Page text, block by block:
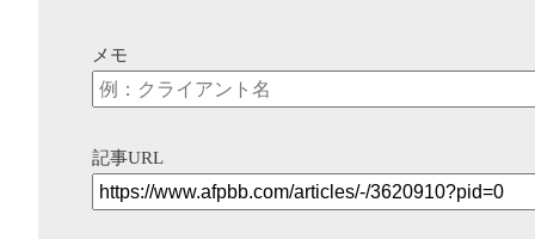
メモ
記事URL